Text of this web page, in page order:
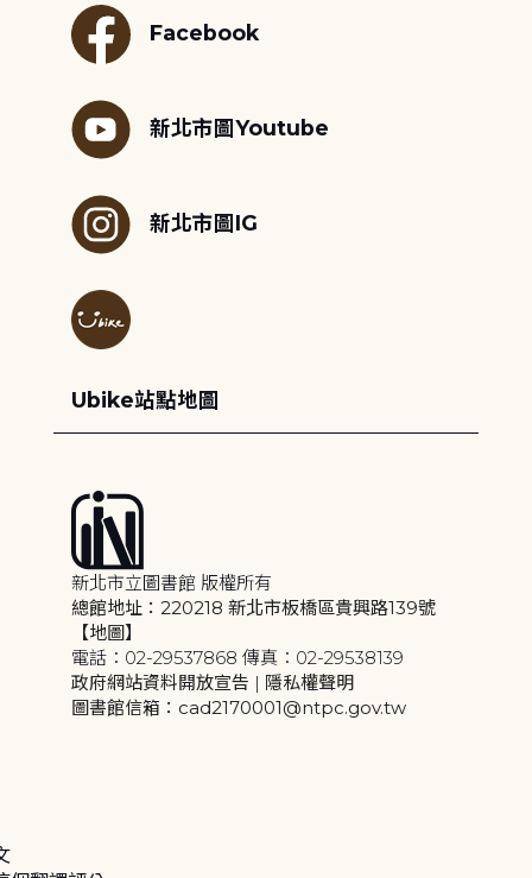
Facebook
新北市圖Youtube
新北市圖IG
Ubike站點地圖
新北市立圖書館 版權所有
總館地址：220218 新北市板橋區貴興路139號
【地圖】
電話：02-29537868 傳真：02-29538139
政府網站資料開放宣告 | 隱私權聲明
圖書館信箱：cad2170001@ntpc.gov.tw